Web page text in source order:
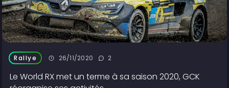
Rallye 26/11/2020 2
Le World RX met un terme à sa saison 2020, GCK